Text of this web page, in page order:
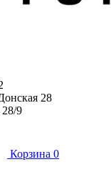
28
9
Корзина 0